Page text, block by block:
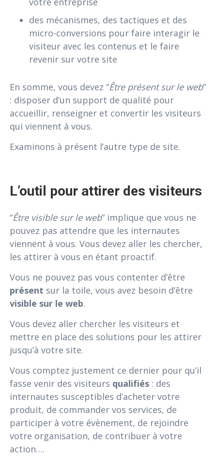
des mécanismes, des tactiques et des
micro-conversions pour faire interagir le
visiteur avec les contenus et le faire
revenir sur votre site
En somme, vous devez “Être présent sur le web”
: disposer d’un support de qualité pour
accueillir, renseigner et convertir les visiteurs
qui viennent à vous.
Examinons à présent l’autre type de site.
L’outil pour attirer des visiteurs
“Être visible sur le web” implique que vous ne
pouvez pas attendre que les internautes
viennent à vous. Vous devez aller les chercher,
les attirer à vous en étant proactif.
Vous ne pouvez pas vous contenter d’être
présent sur la toile, vous avez besoin d’être
visible sur le web.
Vous devez aller chercher les visiteurs et
mettre en place des solutions pour les attirer
jusqu’à votre site.
Vous comptez justement ce dernier pour qu’il
fasse venir des visiteurs qualifiés : des
internautes susceptibles d’acheter votre
produit, de commander vos services, de
participer à votre évènement, de rejoindre
votre organisation, de contribuer à votre
action….